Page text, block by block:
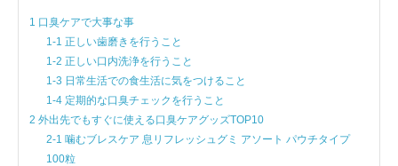
1 口臭ケアで大事な事
1-1 正しい歯磨きを行うこと
1-2 正しい口内洗浄を行うこと
1-3 日常生活での食生活に気をつけること
1-4 定期的な口臭チェックを行うこと
2 外出先でもすぐに使える口臭ケアグッズTOP10
2-1 噛むブレスケア 息リフレッシュグミ アソート パウチタイプ
100粒